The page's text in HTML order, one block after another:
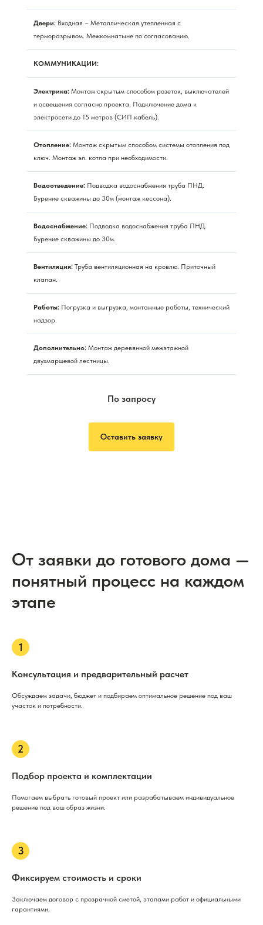
Двери: Входная – Металлическая утепленная с
терморазрывом. Межкомнатыне по согласованию.
КОММУНИКАЦИИ:
Электрика: Монтаж скрытым способом розеток, выключателей
и освещения согласно проекта. Подключение дома к
электросети до 15 метров (СИП кабель).
Отопление: Монтаж скрытым способом системы отопления под
ключ. Монтаж эл. котла при необходимости.
Водоотведение: Подводка водоснабжения труба ПНД.
Бурение скважины до 30м (монтаж кессона).
Водоснабжение: Подводка водоснабжения труба ПНД.
Бурение скважины до 30м.
Вентиляция: Труба вентиляционная на кровлю. Приточный
клапан.
Работы: Погрузка и выгрузка, монтажные работы, технический
надзор.
Дополнительно: Монтаж деревянной межэтажной
двухмаршевой лестницы.
По запросу
Оставить заявку
От заявки до готового дома —
понятный процесс на каждом
этапе
Консультация и предварительный расчет
Обсуждаем задачи, бюджет и подбираем оптимальное решение под ваш
участок и потребности.
Подбор проекта и комплектации
Помогаем выбрать готовый проект или разрабатываем индивидуальное
решение под ваш образ жизни.
Фиксируем стоимость и сроки
Заключаем договор с прозрачной сметой, этапами работ и официальными
гарантиями.